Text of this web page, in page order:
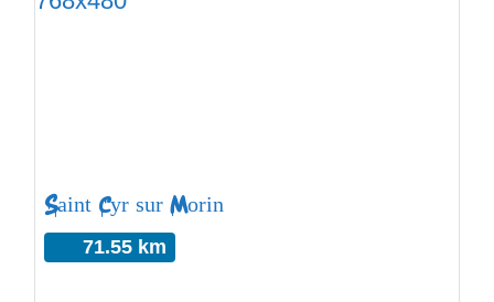
Saint Cyr sur Morin
71.55 km